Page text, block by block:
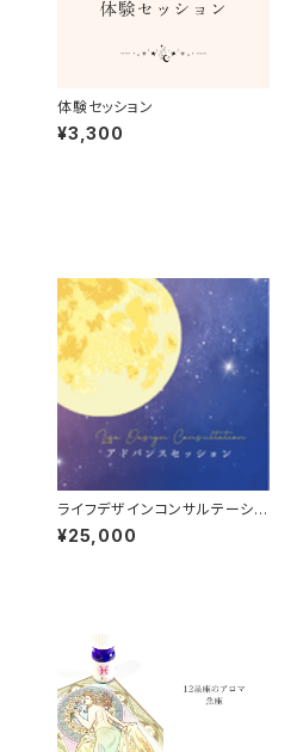
体験セッション
¥3,300
ライフデザインコンサルテーショ
ン【アドバンスセッション】
¥25,000